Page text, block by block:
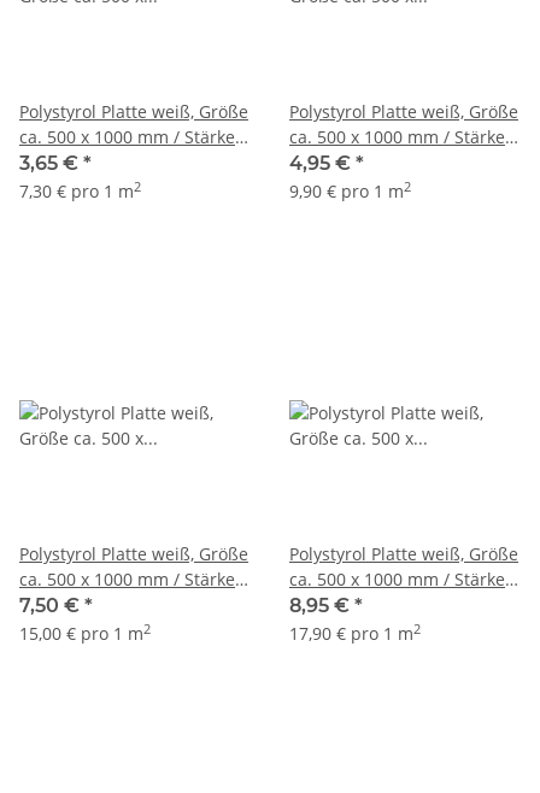
Polystyrol Platte weiß, Größe
ca. 500 x 1000 mm / Stärke
0,3 mm
3,65 € *
7,30 € pro 1 m2
Polystyrol Platte weiß, Größe
ca. 500 x 1000 mm / Stärke
0,5 mm
4,95 € *
9,90 € pro 1 m2
Polystyrol Platte weiß, Größe
ca. 500 x 1000 mm / Stärke
0,75 mm
7,50 € *
15,00 € pro 1 m2
Polystyrol Platte weiß, Größe
ca. 500 x 1000 mm / Stärke
1,0 mm
8,95 € *
17,90 € pro 1 m2